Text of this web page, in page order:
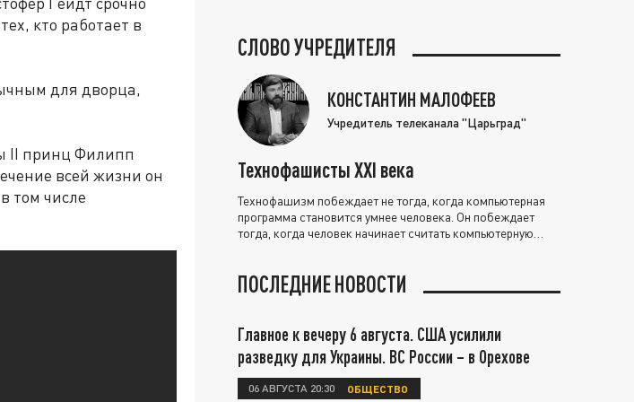
кто работает в
для дворца,
II принц Филипп
всей жизни он
том числе
СЛОВО УЧРЕДИТЕЛЯ
КОНСТАНТИН МАЛОФЕЕВ
Учредитель телеканала "Царьград"
Технофашисты XXI века
Технофашизм побеждает не тогда, когда компьютерная
программа становится умнее человека. Он побеждает
тогда, когда человек начинает считать компьютерную
ПОСЛЕДНИЕ НОВОСТИ
Главное к вечеру 6 августа. США усилили
разведку для Украины. ВС России – в Орехове
06 АВГУСТА 20:30 ОБЩЕСТВО